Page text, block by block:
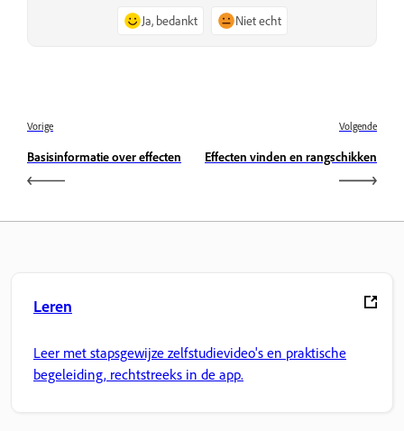
Ja, bedankt Niet echt
Vorige
Basisinformatie over effecten
Volgende
Effecten vinden en rangschikken
Leren
Leer met stapsgewijze zelfstudievideo's en praktische
begeleiding, rechtstreeks in de app.